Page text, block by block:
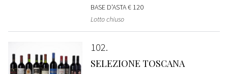
BASE D'ASTA€ 120
Lotto chiuso
102
SELEZIONE TOSCANA